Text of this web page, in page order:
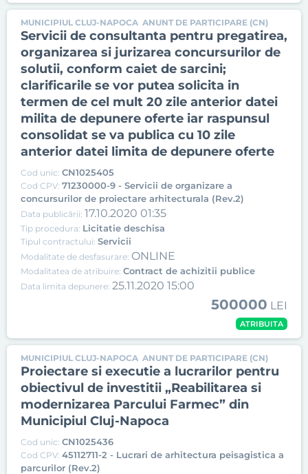
MUNICIPIUL CLUJ-NAPOCA ANUNT DE PARTICIPARE (CN)
Servicii de consultanta pentru pregatirea,
organizarea si jurizarea concursurilor de
solutii, conform caiet de sarcini;
clarificarile se vor putea solicita in
termen de cel mult 20 zile anterior datei
milita de depunere oferte iar raspunsul
consolidat se va publica cu 10 zile
anterior datei limita de depunere oferte
Cod unic: CN1025405
Cod CPV: 71230000-9 - Servicii de organizare a
concursurilor de proiectare arhitecturala (Rev.2)
Data publicării: 17.10.2020 01:35
Tip procedura: Licitatie deschisa
Tipul contractului: Servicii
Modalitate de desfasurare: ONLINE
Modalitatea de atribuire: Contract de achizitii publice
Data limita depunere: 25.11.2020 15:00
500000 LEI
ATRIBUITA
MUNICIPIUL CLUJ-NAPOCA ANUNT DE PARTICIPARE (CN)
Proiectare si executie a lucrarilor pentru
obiectivul de investitii „Reabilitarea si
modernizarea Parcului Farmec” din
Municipiul Cluj-Napoca
Cod unic: CN1025436
Cod CPV: 45112711-2 - Lucrari de arhitectura peisagistica a
parcurilor (Rev.2)